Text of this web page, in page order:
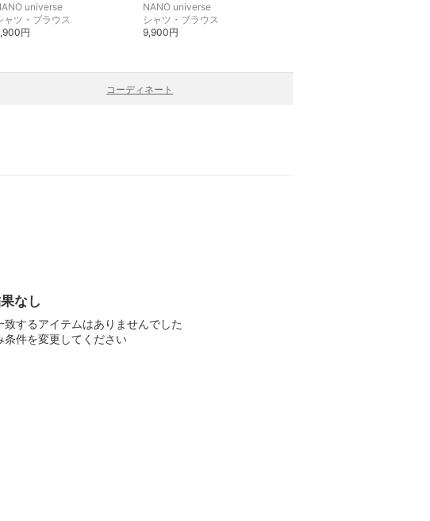
universe
ャツ・ブラウス
円
NANO universe
シャツ・ブラウス
9,900円
コーディネート
なし
致するアイテムはありませんでした
条件を変更してください